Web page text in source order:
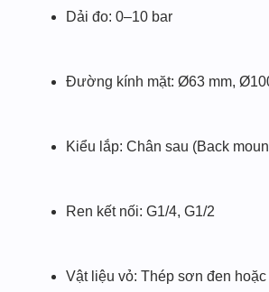
Dải đo: 0–10 bar
Đường kính mặt: Ø63 mm,
Kiểu lắp: Chân sau (Back
Ren kết nối: G1/4, G1/2
Vật liệu vỏ: Thép sơn đen